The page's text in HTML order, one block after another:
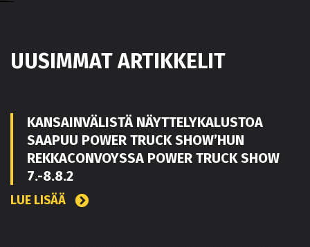
UUSIMMAT ARTIKKELIT
KANSAINVÄLISTÄ NÄYTTELYKALUSTOA
SAAPUU POWER TRUCK SHOW’HUN
REKKACONVOYSSA POWER TRUCK SHOW
7.-8.8.2
LUE LISÄÄ